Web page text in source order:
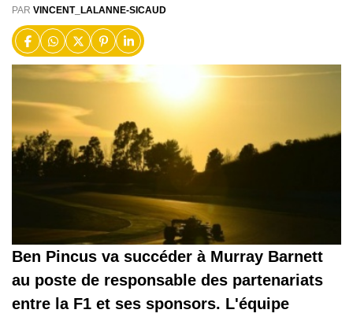
PAR VINCENT_LALANNE-SICAUD
Ben Pincus va succéder à Murray Barnett
au poste de responsable des partenariats
entre la F1 et ses sponsors. L'équipe